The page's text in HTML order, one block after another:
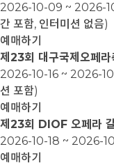
2026-10-09 ~ 2026-
간 포함, 인터미션 없음)
예매하기
제23회 대구국제오페
2026-10-16 ~ 2026-
션 포함)
예매하기
제23회 DIOF 오페라
2026-10-18 ~ 2026-
예매하기